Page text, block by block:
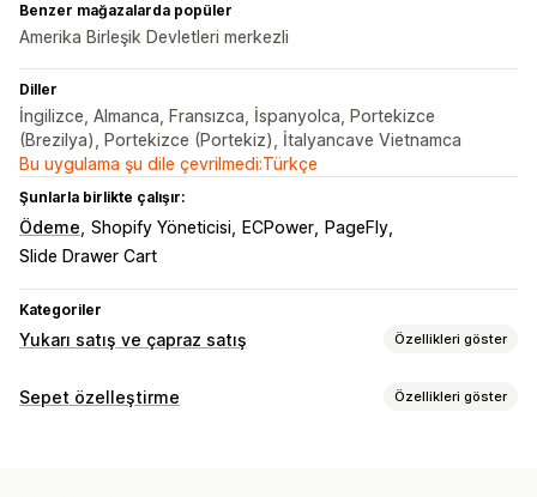
Benzer mağazalarda popüler
Amerika Birleşik Devletleri merkezli
Diller
İngilizce, Almanca, Fransızca, İspanyolca, Portekizce
(Brezilya), Portekizce (Portekiz), İtalyancave Vietnamca
Bu uygulama şu dile çevrilmedi:Türkçe
Şunlarla birlikte çalışır:
Ödeme Shopify Yöneticisi ECPower
PageFly
Slide Drawer Cart
Kategoriler
Yukarı satış ve çapraz satış Özellikleri göster
Özelleştirme
Sepet özelleştirme Özellikleri göster